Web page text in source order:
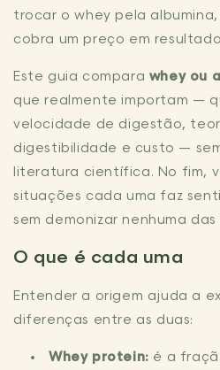
trocar o whey pela
cobra um preço em
Este guia compara whey ou
que realmente importam —
velocidade de digestão,
digestibilidade e custo —
literatura científica. No fim,
situações cada uma faz
sem demonizar nenhuma das
O que é cada uma
Entender a origem ajuda a
diferenças entre as duas:
Whey protein: é a